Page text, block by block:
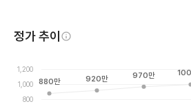
정가 추이
800
1,000
1,200
880만 920만 970만